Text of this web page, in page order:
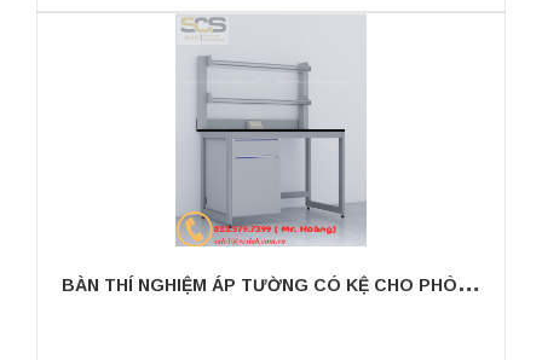
B
ÀN THÍ NGHIỆM ÁP TƯỜNG CÓ KỆ CHO PHÒNG THÍ NGHIỆM KÍCH THƯỚC 1200MM